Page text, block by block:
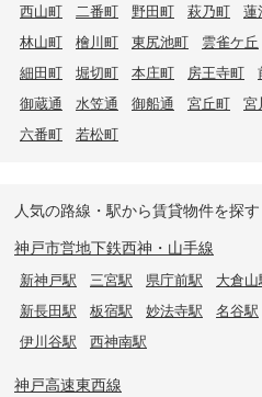
西山町
二番町 野田町 萩乃町 蓮
林山町
檜川町 東尻池町 雲雀ケ丘
細田町
堀切町 本庄町 房王寺町
御蔵通
水笠通 御船通 宮丘町 宮
六番町
若松町
人気の路線・駅から賃貸物件を探す
神戸市営地下鉄西神・山手線
新神戸駅 三宮駅 県庁前駅 大倉山
新長田駅
板宿駅 妙法寺駅 名谷駅
伊川谷駅
西神南駅
神戸高速東西線